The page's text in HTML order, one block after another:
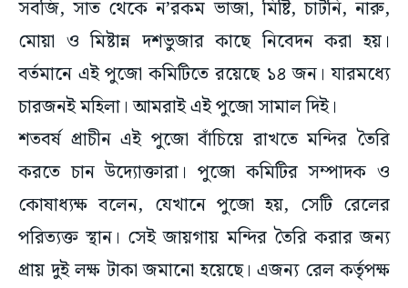
সবজি, সাত থেকে ন’রকম ভাজা, মিষ্টি, চাটনি, নারু,
মোয়া ও মিষ্টান্ন দশভুজার কাছে নিবেদন করা হয়।
বর্তমানে এই পুজো কমিটিতে রয়েছে ১৪ জন। যারমধ্যে
চারজনই মহিলা। আমরাই এই পুজো সামাল দিই।
শতবর্ষ প্রাচীন এই পুজো বাঁচিয়ে রাখতে মন্দির তৈরি
করতে চান উদ্যোক্তারা। পুজো কমিটির সম্পাদক ও
কোষাধ্যক্ষ বলেন, যেখানে পুজো হয়, সেটি রেলের
পরিত্যক্ত স্থান। সেই জায়গায় মন্দির তৈরি করার জন্য
প্রায় দুই লক্ষ টাকা জমানো হয়েছে। এজন্য রেল কর্তৃপক্ষ